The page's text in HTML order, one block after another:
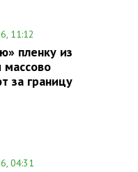
11:12
пленку из
массово
за границу
04:31